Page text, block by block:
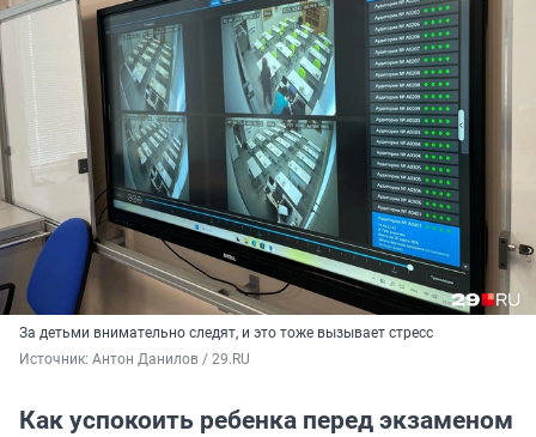
За детьми внимательно следят, и это тоже вызывает стресс
Источник: Антон Данилов / 29.RU
Как успокоить ребенка перед экзаменом